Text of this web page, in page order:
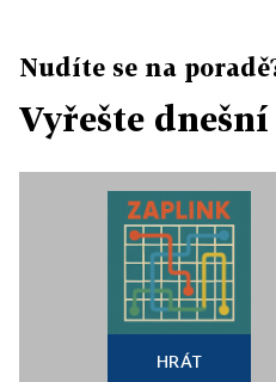
Nudíte se na
Vyřešte
HRÁT